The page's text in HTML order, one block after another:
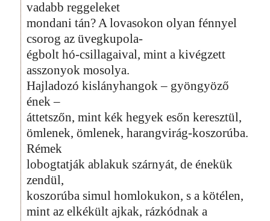
vadabb reggeleket
mondani tán? A lovasokon olyan fénnyel
csorog az üvegkupola-
égbolt hó-csillagaival, mint a kivégzett
asszonyok mosolya.
Hajladozó kislányhangok – gyöngyöző
ének –
áttetszőn, mint kék hegyek esőn keresztül,
ömlenek, ömlenek, harangvirág-koszorúba.
Rémek
lobogtatják ablakuk szárnyát, de énekük
zendül,
koszorúba simul homlokukon, s a kötélen,
mint az elkékült ajkak, rázkódnak a